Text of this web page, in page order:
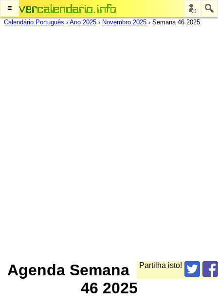
≡
Calendário Português › Ano 2025 › Novembro 2025 › Semana 46 2025
Partilha isto!
Agenda Semana
46 2025